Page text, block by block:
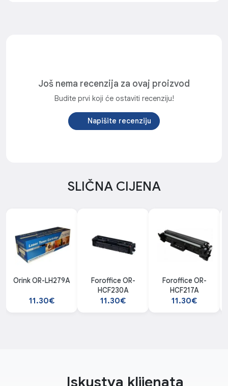
Još nema recenzija za ovaj proizvod
Budite prvi koji će ostaviti recenziju!
Napišite recenziju
SLIČNA CIJENA
Orink OR-LH279A
11.30€
Foroffice OR-
HCF230A
11.30€
Foroffice OR-
HCF217A
11.30€
Iskustva klijenata